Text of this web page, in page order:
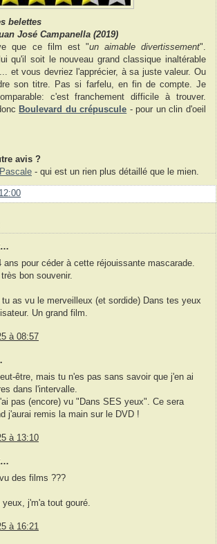
belettes
José Campanella (2019)
que ce film est "un aimable divertissement".
qu'il soit le nouveau grand classique inaltérable
et vous devriez l'apprécier, à sa juste valeur. Ou
son titre. Pas si farfelu, en fin de compte. Je
c'est franchement difficile à trouver.
Boulevard du crépuscule - pour un clin d'oeil
avis ?
Pascale - qui est un rien plus détaillé que le mien.
12:00
ans pour céder à cette réjouissante mascarade.
bon souvenir.
as vu le merveilleux (et sordide) Dans tes yeux
Un grand film.
à 08:57
être, mais tu n'es pas sans savoir que j'en ai
dans l'intervalle.
pas (encore) vu "Dans SES yeux". Ce sera
j'aurai remis la main sur le DVD !
à 13:10
des films ???
j'm'a tout gouré.
à 16:21